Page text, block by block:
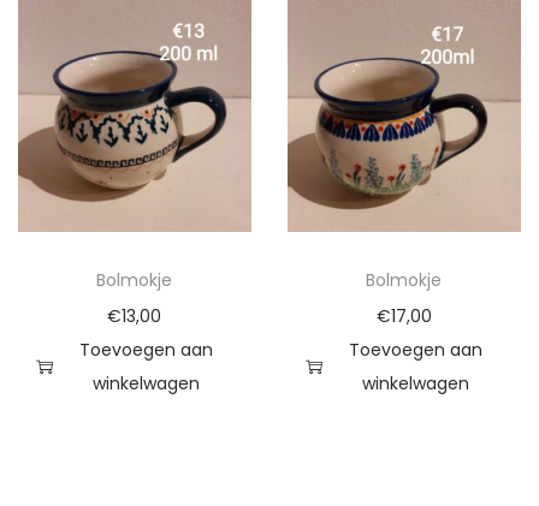
Bolmokje
€13,00
Toevoegen aan
winkelwagen
Bolmokje
€17,00
Toevoegen aan
winkelwagen